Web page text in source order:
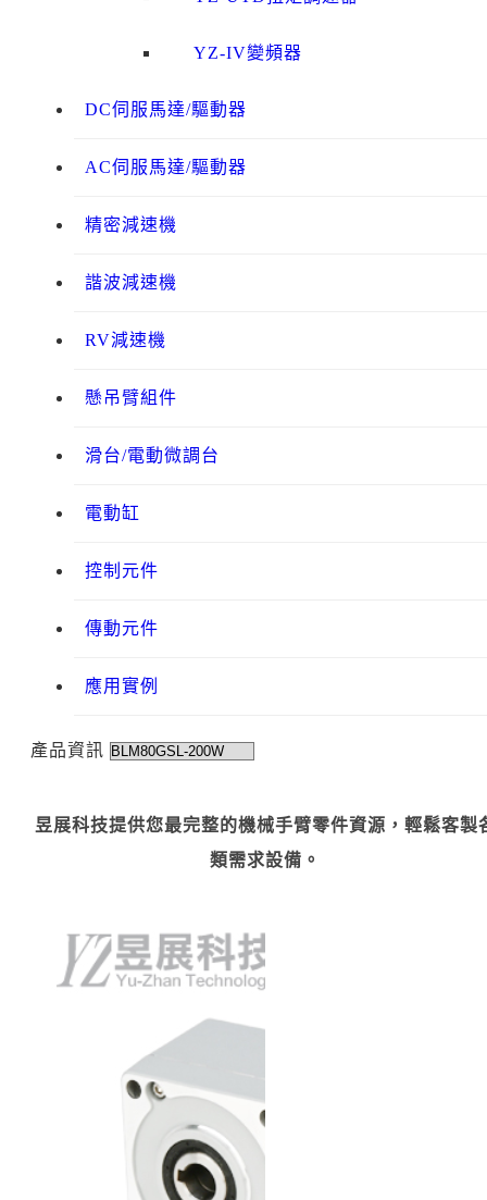
YZ-IV變頻器
DC伺服馬達/驅動器
AC伺服馬達/驅動器
精密減速機
諧波減速機
RV減速機
懸吊臂組件
滑台/電動微調台
電動缸
控制元件
傳動元件
應用實例
產品資訊
昱展科技提供您最完整的機械手臂零件資源，輕鬆客製
類需求設備。